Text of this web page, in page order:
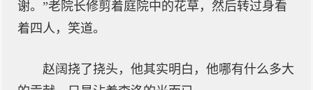
谢。”老院长修剪着庭院中的花草，然后转过身看
着四人，笑道。
赵阔挠了挠头，他其实明白，他哪有什么多大